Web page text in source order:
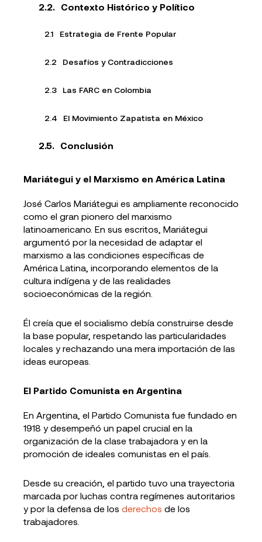
Contexto Histórico y Político
Estrategia de Frente Popular
Desafíos y Contradicciones
Las FARC en Colombia
El Movimiento Zapatista en México
Conclusión
Mariátegui y el Marxismo en América Latina
José Carlos Mariátegui es ampliamente reconocido
como el gran pionero del marxismo
latinoamericano. En sus escritos, Mariátegui
argumentó por la necesidad de adaptar el
marxismo a las condiciones específicas de
América Latina, incorporando elementos de la
cultura indígena y de las realidades
socioeconómicas de la región.
Él creía que el socialismo debía construirse desde
la base popular, respetando las particularidades
locales y rechazando una mera importación de las
ideas europeas.
El Partido Comunista en Argentina
En Argentina, el Partido Comunista fue fundado en
1918 y desempeñó un papel crucial en la
organización de la clase trabajadora y en la
promoción de ideales comunistas en el país.
Desde su creación, el partido tuvo una trayectoria
marcada por luchas contra regímenes autoritarios
y por la defensa de los derechos de los
trabajadores.